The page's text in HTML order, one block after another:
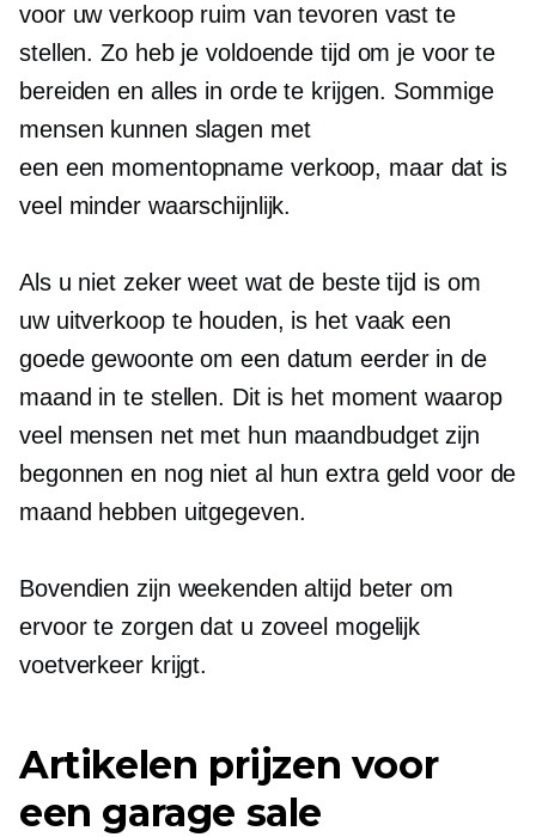
voor uw verkoop ruim van tevoren vast te
stellen. Zo heb je voldoende tijd om je voor te
bereiden en alles in orde te krijgen. Sommige
mensen kunnen slagen met
een een momentopname verkoop, maar dat is
veel minder waarschijnlijk.
Als u niet zeker weet wat de beste tijd is om
uw uitverkoop te houden, is het vaak een
goede gewoonte om een ​​datum eerder in de
maand in te stellen. Dit is het moment waarop
veel mensen net met hun maandbudget zijn
begonnen en nog niet al hun extra geld voor de
maand hebben uitgegeven.
Bovendien zijn weekenden altijd beter om
ervoor te zorgen dat u zoveel mogelijk
voetverkeer krijgt.
Artikelen prijzen voor
een garage sale